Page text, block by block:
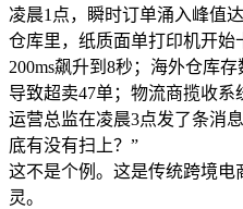
凌晨1点，瞬时订单涌入峰值
仓库里，纸质面单打印机开始
200ms飙升到8秒；海外仓库
导致超卖47单；物流商揽收系
运营总监在凌晨3点发了条消
底有没有扫上？”
这不是个例。这是传统跨境
灵。